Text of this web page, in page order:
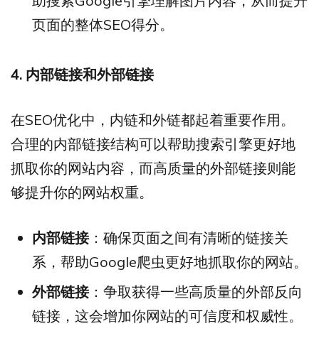
页面的整体SEO得分。
4. 内部链接和外部链接
在SEO优化中，内链和外链都起着重要作用。
合理的内部链接结构可以帮助搜索引擎更好地
抓取你的网站内容，而高质量的外部链接则能
够提升你的网站权重。
内部链接：确保页面之间有清晰的链接关
系，帮助Google爬虫更好地抓取你的网站。
外部链接：争取获得一些高质量的外部反向
链接，这会增加你网站的可信度和权威性。